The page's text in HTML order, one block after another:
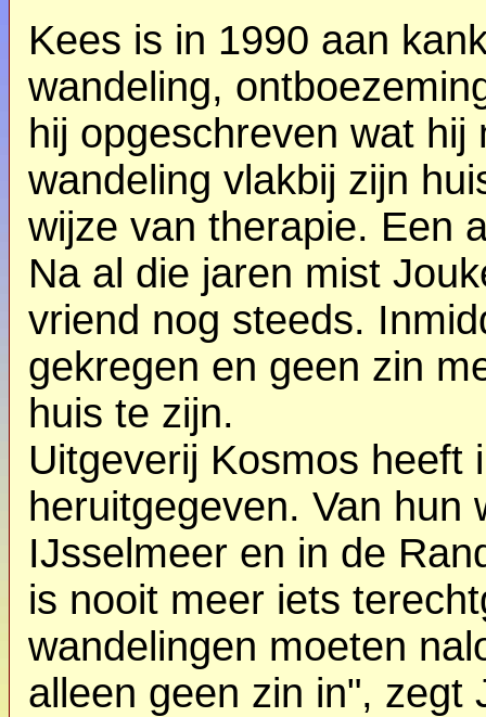
Kees is in 1990 aan
wandeling,
hij opgeschreven wat
wandeling vlakbij zijn
wijze van therapie. Een
Na al die jaren mist
vriend nog steeds.
gekregen en geen zin
huis te zijn.
Uitgeverij Kosmos heeft
heruitgegeven. Van hun
IJsselmeer en in de
is nooit meer iets
wandelingen moeten
alleen geen zin in", zegt